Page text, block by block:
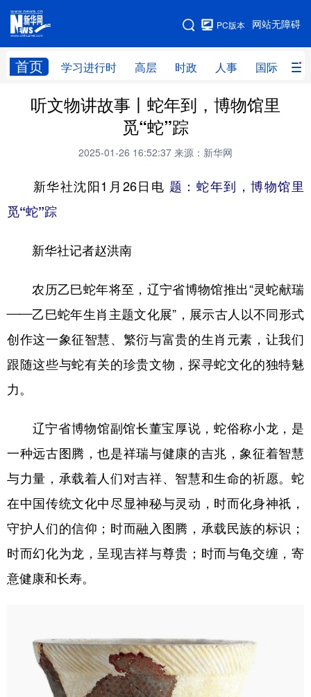
网站无障碍
PC版本
首页 学习进行时 高层 时政 人事 国际 财
网站地图
学习进行时 高层 时政 人事
财经 网评
科技 科创 量子 体育
文化
访谈 视频
食品 人居 信息化 数字经济
学术中国 乡村振兴 银龄 溯源中国
城市 旅游 能源 会展
公益 一带一路 亚太网 上市公司
文化产业
地方频道
北京 天津 河北 山西
广东 广西 海南
四川 贵州 云南
听文物讲故事丨蛇年到，博物馆里
觅“蛇”踪
2025-01-26 16:52:37 来源：新华网
新华社沈阳1月26日电 题：蛇年到，博物馆里
觅“蛇”踪
新华社记者赵洪南
农历乙巳蛇年将至，辽宁省博物馆推出“灵蛇献瑞
——乙巳蛇年生肖主题文化展”，展示古人以不同形式
创作这一象征智慧、繁衍与富贵的生肖元素，让我们
跟随这些与蛇有关的珍贵文物，探寻蛇文化的独特魅
力。
辽宁省博物馆副馆长董宝厚说，蛇俗称小龙，是
一种远古图腾，也是祥瑞与健康的吉兆，象征着智慧
与力量，承载着人们对吉祥、智慧和生命的祈愿。蛇
在中国传统文化中尽显神秘与灵动，时而化身神祇，
守护人们的信仰；时而融入图腾，承载民族的标识；
时而幻化为龙，呈现吉祥与尊贵；时而与龟交缠，寄
意健康和长寿。